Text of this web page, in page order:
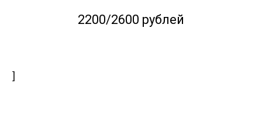
2200/2600 рублей
]